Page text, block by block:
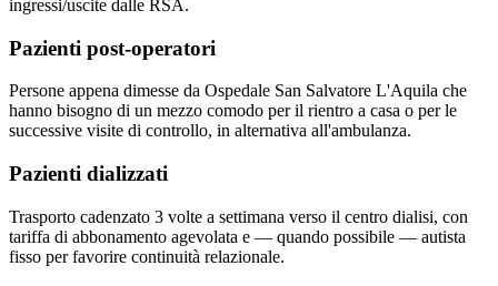
ingressi/uscite dalle RSA.
Pazienti post-operatori
Persone appena dimesse da Ospedale San Salvatore L'Aquila che
hanno bisogno di un mezzo comodo per il rientro a casa o per le
successive visite di controllo, in alternativa all'ambulanza.
Pazienti dializzati
Trasporto cadenzato 3 volte a settimana verso il centro dialisi, con
tariffa di abbonamento agevolata e — quando possibile — autista
fisso per favorire continuità relazionale.